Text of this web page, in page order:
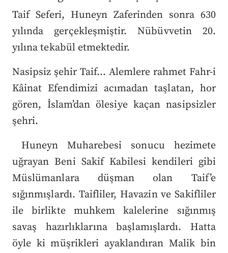
Taif Seferi, Huneyn Zaferinden sonra 630
yılında gerçekleşmiştir. Nübüvvetin 20.
yılına tekabül etmektedir.
Nasipsiz şehir Taif… Alemlere rahmet Fahr-i
Kâinat Efendimizi acımadan taşlatan, hor
gören, İslam’dan ölesiye kaçan nasipsizler
şehri.
Huneyn Muharebesi sonucu hezimete
uğrayan Beni Sakif Kabilesi kendileri gibi
Müslümanlara düşman olan Taif’e
sığınmışlardı. Taifliler, Havazin ve Sakifliler
ile birlikte muhkem kalelerine sığınmış
savaş hazırlıklarına başlamışlardı. Hatta
öyle ki müşrikleri ayaklandıran Malik bin